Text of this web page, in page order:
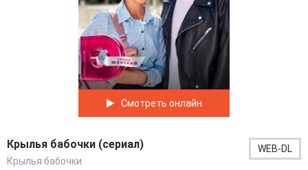
Смотреть онлайн
Крылья бабочки (сериал)
Крылья бабочки
WEB-DL